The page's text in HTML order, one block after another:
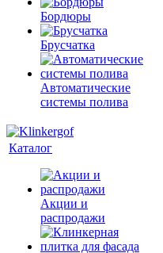
Бордюры
Брусчатка
Автоматические
системы полива
Каталог
Акции и
распродажи